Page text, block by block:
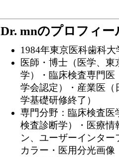
Dr. mnのプロフィー
1984年東京医科歯科
医師・博士（医学、東
学）・臨床検査専門医
学会認定）・産業医（
学基礎研修終了）
専門分野：臨床検査医
検査診断学）・医療情
ン、ユーザーインタ
カラー・医用分光画